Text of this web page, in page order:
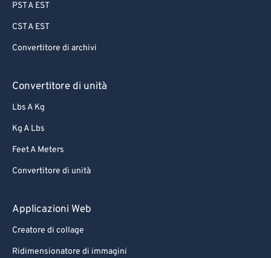
PST A EST
CST A EST
Convertitore di archivi
Convertitore di unità
Lbs A Kg
Kg A Lbs
Feet A Meters
Convertitore di unità
Applicazioni Web
Creatore di collage
Ridimensionatore di immagini